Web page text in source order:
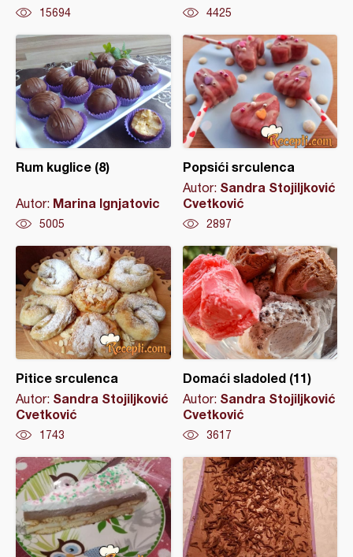
15694 4425
Rum kuglice (8)
Autor: Marina Ignjatovic
5005
Popsići srculenca
Autor: Sandra Stojiljković
Cvetković
2897
Pitice srculenca
Autor: Sandra Stojiljković
Cvetković
1743
Domaći sladoled (11)
Autor: Sandra Stojiljković
Cvetković
3617